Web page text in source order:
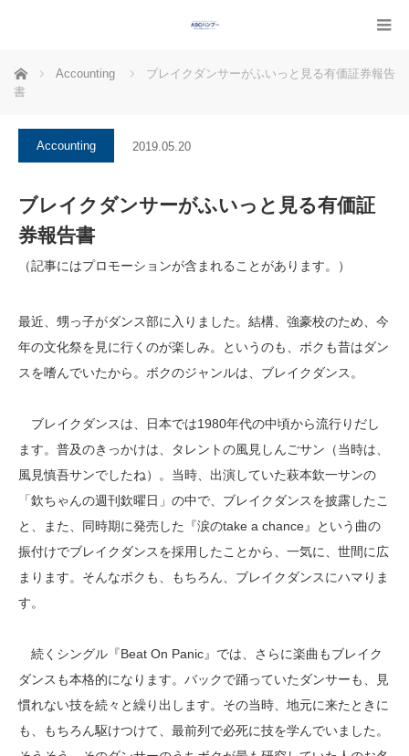
ホーム Accounting
ブレイクダンサーがふいっと見る有価証券報告
書
Accounting 2019.05.20
ブレイクダンサーがふいっと見る有価証
券報告書
（記事にはプロモーションが含まれることがあります。）
最近、甥っ子がダンス部に入りました。結構、強豪校のため、今
年の文化祭を見に行くのが楽しみ。というのも、ボクも昔はダン
スを嗜んでいたから。ボクのジャンルは、ブレイクダンス。
ブレイクダンスは、日本では1980年代の中頃から流行りだし
ます。普及のきっかけは、タレントの風見しんごサン（当時は、
風見慎吾サンでしたね）。当時、出演していた萩本欽一サンの
「欽ちゃんの週刊欽曜日」の中で、ブレイクダンスを披露したこ
と、また、同時期に発売した『涙のtake a chance』という曲の
振付けでブレイクダンスを採用したことから、一気に、世間に広
まります。そんなボクも、もちろん、ブレイクダンスにハマりま
す。
続くシングル『Beat On Panic』では、さらに楽曲もブレイク
ダンスも本格的になります。バックで踊っていたダンサーも、見
慣れない技を続々と繰り出します。その当時、地元に来たときに
も、もちろん駆けつけて、最前列で必死に技を学んでいました。